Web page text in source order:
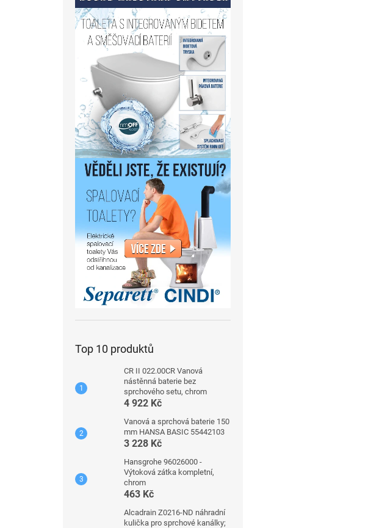
Top 10 produktů
CR II 022.00CR Vanová
nástěnná baterie bez
sprchového setu, chrom
4 922 Kč
Vanová a sprchová baterie 150
mm HANSA BASIC 55442103
3 228 Kč
Hansgrohe 96026000 -
Výtoková zátka kompletní,
chrom
463 Kč
Alcadrain Z0216-ND náhradní
kulička pro sprchové kanálky;